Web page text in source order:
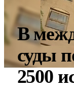
В
суды
2500